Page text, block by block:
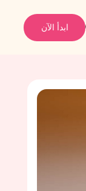
ابدأ الآن